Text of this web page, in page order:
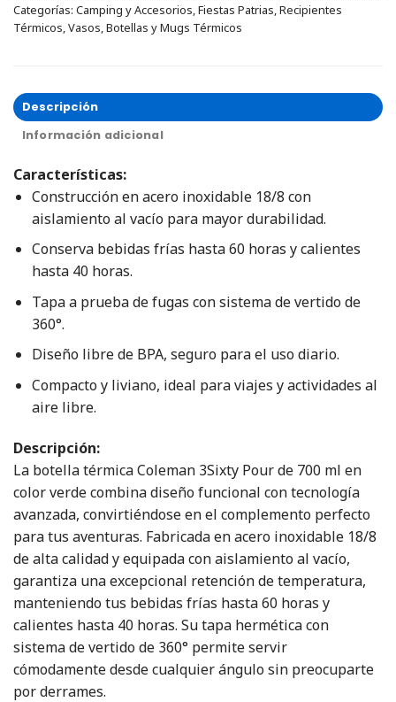
Categorías: Camping y Accesorios,Fiestas Patrias,Recipientes
Térmicos,Vasos, Botellas y Mugs Térmicos
Descripción
Información adicional
Características:
Construcción en acero inoxidable 18/8 con
aislamiento al vacío para mayor durabilidad.
Conserva bebidas frías hasta 60 horas y calientes
hasta 40 horas.
Tapa a prueba de fugas con sistema de vertido de
360°.
Diseño libre de BPA, seguro para el uso diario.
Compacto y liviano, ideal para viajes y actividades al
aire libre.
Descripción:
La botella térmica Coleman 3Sixty Pour de 700 ml en
color verde combina diseño funcional con tecnología
avanzada, convirtiéndose en el complemento perfecto
para tus aventuras. Fabricada en acero inoxidable 18/8
de alta calidad y equipada con aislamiento al vacío,
garantiza una excepcional retención de temperatura,
manteniendo tus bebidas frías hasta 60 horas y
calientes hasta 40 horas. Su tapa hermética con
sistema de vertido de 360° permite servir
cómodamente desde cualquier ángulo sin preocuparte
por derrames.